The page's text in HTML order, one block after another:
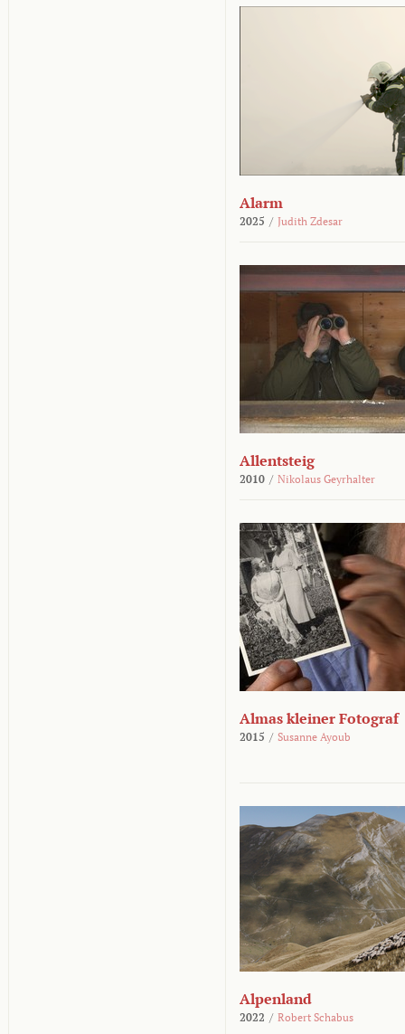
Alarm
2025 / Judith Zdesar
Allentsteig
2010 / Nikolaus Geyrhalter
Almas kleiner Fotograf
2015 / Susanne Ayoub
Alpenland
2022 / Robert Schabus